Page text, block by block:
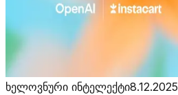
ხელოვნური ინტელექტი8.12.2025